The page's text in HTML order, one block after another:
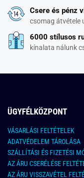
Csere és pénz
csomag átvétele
6000 stílusos
kínalata nálunk
ÜGYFÉLKÖZPONT
VÁSARLÁSI FELTÉTELEK
ADATVÉDELEM TÁROLÁSA
SZÁLLÍTÁSI ÉS FIZETÉSI
AZ ÁRU CSERÉLÉSE
AZ ÁRU VISSZAVÉTEL